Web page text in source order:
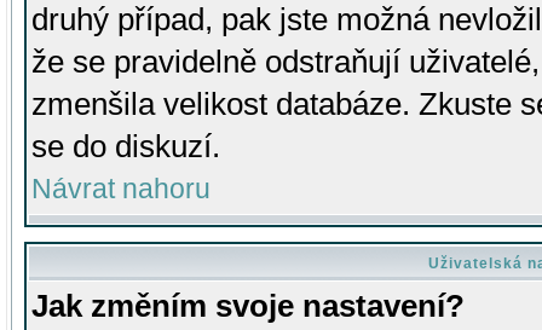
druhý případ, pak jste možná
že se pravidelně odstraňují
zmenšila velikost databáze. Zkuste
se do diskuzí.
Návrat nahoru
Uživatelská
Jak změním svoje nastavení?